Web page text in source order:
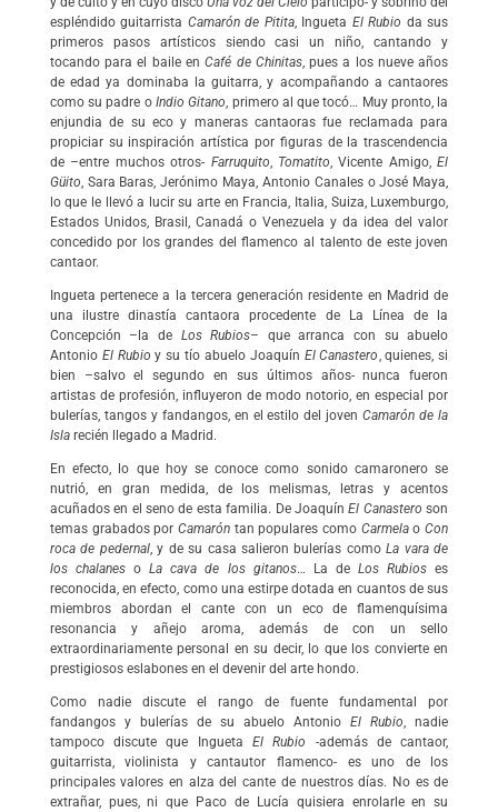
espléndido guitarrista Camarón de Pitita, Ingueta El Rubio da sus
primeros pasos artísticos siendo casi un niño, cantando y
tocando para el baile enCafé de Chinitas, pues a los nueve años
de edad ya dominaba la guitarra, y acompañando a cantaores
como su padre o Indio Gitano, primero al que tocó… Muy pronto, la
enjundia de su eco y maneras cantaoras fue reclamada para
propiciar su inspiración artística por figuras de la trascendencia
de –entre muchos otros- Farruquito, Tomatito, Vicente Amigo,El
Güito, Sara Baras, Jerónimo Maya, Antonio Canales o José Maya,
lo que le llevó a lucir su arte en Francia, Italia, Suiza, Luxemburgo,
Estados Unidos, Brasil, Canadá o Venezuela y da idea del valor
concedido por los grandes del flamenco al talento de este joven
cantaor.
Ingueta pertenece a la tercera generación residente en Madrid de
una ilustre dinastía cantaora procedente de La Línea de la
Concepción –la de Los Rubios– que arranca con su abuelo
Antonio El Rubio y su tío abuelo Joaquín El Canastero, quienes, si
bien –salvo el segundo en sus últimos años- nunca fueron
artistas de profesión, influyeron de modo notorio, en especial por
bulerías, tangos y fandangos, en el estilo del jovenCamarón de la
Islarecién llegado a Madrid.
En efecto, lo que hoy se conoce como sonido camaronero se
nutrió, en gran medida, de los melismas, letras y acentos
acuñados en el seno de esta familia. De JoaquínEl Canasteroson
temas grabados por Camaróntan populares como CarmelaoCon
roca de pedernal, y de su casa salieron bulerías comoLa vara de
los chalanesoLa cava de los gitanos… La de Los Rubios es
reconocida, en efecto, como una estirpe dotada en cuantos de sus
miembros abordan el cante con un eco de flamenquísima
resonancia y añejo aroma, además de con un sello
extraordinariamente personal en su decir, lo que los convierte en
prestigiosos eslabones en el devenir del arte hondo.
Como nadie discute el rango de fuente fundamental por
fandangos y bulerías de su abuelo AntonioEl Rubio, nadie
tampoco discute que Ingueta El Rubio -además de cantaor,
guitarrista, violinista y cantautor flamenco- es uno de los
principales valores en alza del cante de nuestros días. No es de
extrañar, pues, ni que Paco de Lucía quisiera enrolarle en su